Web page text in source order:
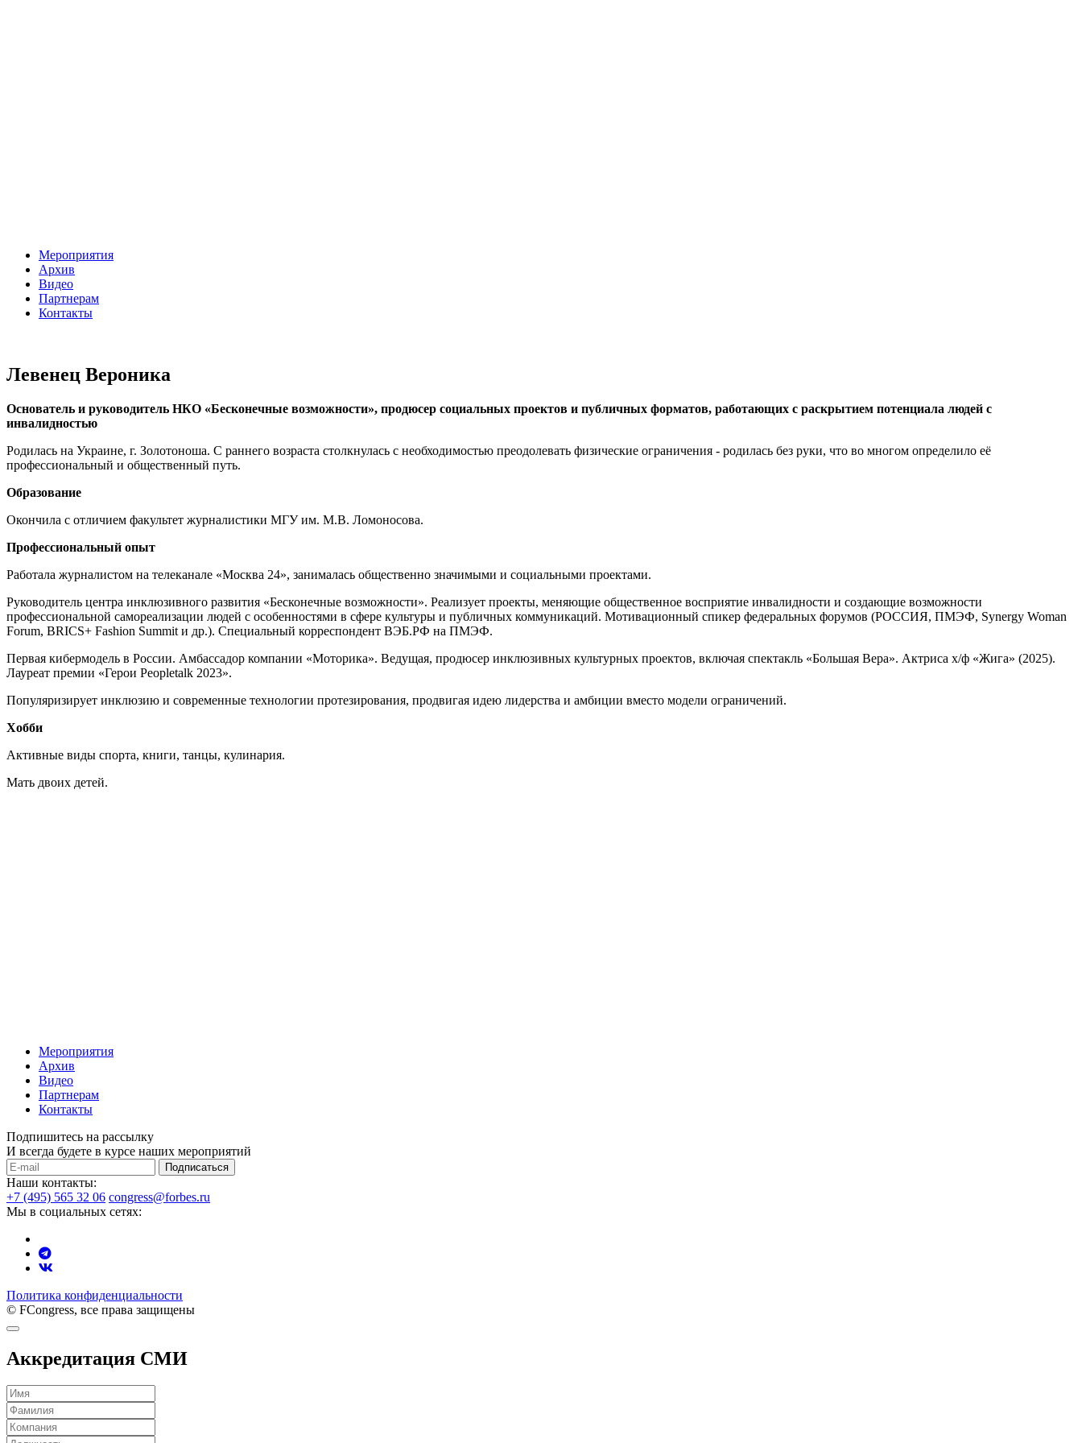
Мероприятия
Архив
Видео
Партнерам
Контакты
Левенец Вероника
Основатель и руководитель НКО «Бесконечные возможности», продюсер социальных проектов и публичных форматов, работающих с раскрытием потенциала людей с
инвалидностью
Родилась на Украине, г. Золотоноша. С раннего возраста столкнулась с необходимостью преодолевать физические ограничения - родилась без руки, что во многом определило её
профессиональный и общественный путь.
Образование
Окончила с отличием факультет журналистики МГУ им. М.В. Ломоносова.
Профессиональный опыт
Работала журналистом на телеканале «Москва 24», занималась общественно значимыми и социальными проектами.
Руководитель центра инклюзивного развития «Бесконечные возможности». Реализует проекты, меняющие общественное восприятие инвалидности и создающие возможности
профессиональной самореализации людей с особенностями в сфере культуры и публичных коммуникаций. Мотивационный спикер федеральных форумов (РОССИЯ, ПМЭФ, Synergy Woman
Forum, BRICS+ Fashion Summit и др.). Специальный корреспондент ВЭБ.РФ на ПМЭФ.
Первая кибермодель в России. Амбассадор компании «Моторика». Ведущая, продюсер инклюзивных культурных проектов, включая спектакль «Большая Вера». Актриса х/ф «Жига» (2025).
Лауреат премии «Герои Peopletalk 2023».
Популяризирует инклюзию и современные технологии протезирования, продвигая идею лидерства и амбиции вместо модели ограничений.
Хобби
Активные виды спорта, книги, танцы, кулинария.
Мать двоих детей.
Мероприятия
Архив
Видео
Партнерам
Контакты
Подпишитесь на рассылку
И всегда будете в курсе наших мероприятий
Подписаться
Наши контакты:
+7 (495) 565 32 06 congress@forbes.ru
Мы в социальных сетях:
Политика конфиденциальности
© FCongress, все права защищены
Аккредитация СМИ